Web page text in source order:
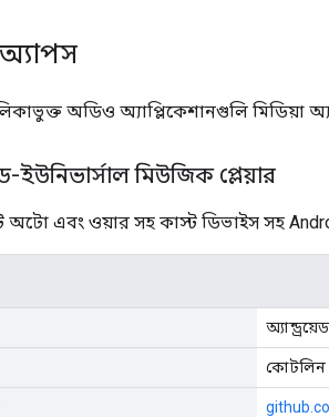
অডিও অ্যাপ্লিকেশানগুলি মিডিয়া
ইউনিভার্সাল মিউজিক প্লেয়ার
অটো এবং ওয়ার সহ কাস্ট ডিভাইস সহ
অ্যান্ড্রয়েড
কোটলিন